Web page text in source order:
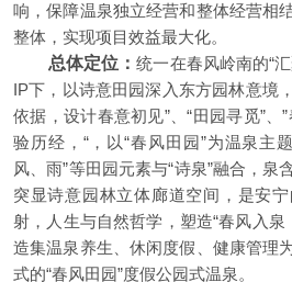
响，保障温泉独立经营和整体经营相
整体，实现项目效益最大化。
总体定位：统一在春风岭南的“
IP下，以诗意田园深入东方园林意境
依据，设计春意初见”、“田园寻觅”、
验历经，“，以“春风田园”为温泉主
风、雨”等田园元素与“诗泉”融合，泉
突显诗意园林立体廊道空间，是安
射，人生与自然哲学，塑造“春风入
造集温泉养生、休闲度假、健康管理
式的“春风田园”度假公园式温泉。